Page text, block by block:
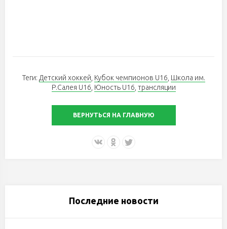
Теги: Детский хоккей Кубок чемпионов U16 Школа им.
Р.Салея U16 Юность U16 трансляции
ВЕРНУТЬСЯ НА ГЛАВНУЮ
Последние новости